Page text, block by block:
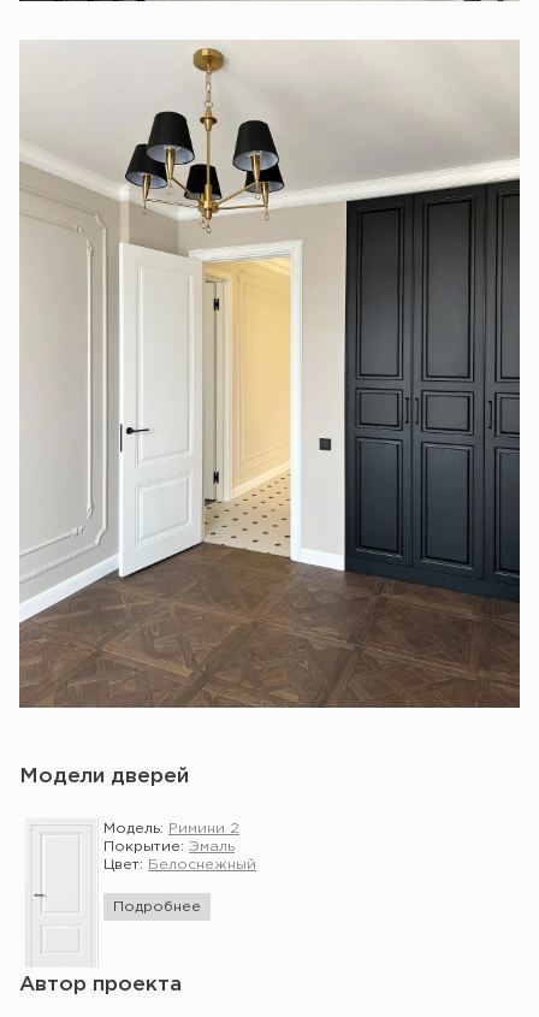
Модели дверей
Модель:
Римини 2
Покрытие: Эмаль
Цвет:
Белоснежный
Подробнее
Автор проекта